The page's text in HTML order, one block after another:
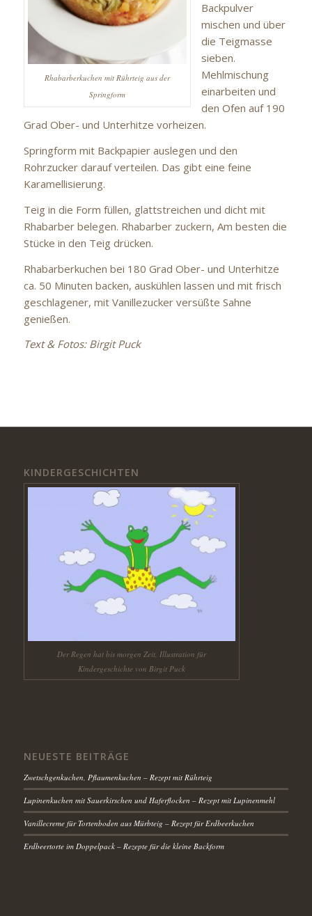
Rhabarberkuchen mit Rührteig aus der
Springform
Backpulver
mischen und über
die Teigmasse
sieben.
Mehlmischung
einarbeiten und
den Ofen auf 190
Grad Ober- und Unterhitze vorheizen.
Springform mit Backpapier auslegen und den
Rohrzucker darauf verteilen. Das gibt eine feine
Karamellisierung.
Teig in die Form füllen, glattstreichen und dicht mit
Rhabarber belegen. Rhabarber zuckern, Am besten die
Stücke in den Teig drücken.
Rhabarberkuchen bei 180 Grad Ober- und Unterhitze
ca. 50 Minuten backen, auskühlen lassen und mit frisch
geschlagener, mit Vanillezucker versüßte Sahne
genießen.
Text & Fotos: Birgit Puck
KINDERGESCHICHTEN
Der Regen hat bis morgen Zeit, Illustration für
Kindergeschichte von Birgit Puck
NEUESTE BEITRÄGE
Zwetschgenkuchen, Pflaumenkuchen – Rezept mit Rührteig
Lupinenkuchen mit Sauerkirschen und Haferflocken – Rezept mit Lupinenmehl
Vanillecreme für Tortenboden aus Mürbteig – Rezept für Erdbeerkuchen
Erdbeertorte im Doppelpack – Rezepte für die kleine Backform